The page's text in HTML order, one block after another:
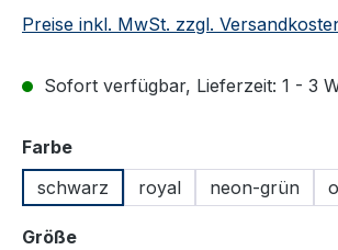
Preise inkl. MwSt. zzgl.
Sofort verfügbar, Lieferzeit: 1 - 3
Farbeauswählen
schwarz
royal neon-grün
Größeauswählen